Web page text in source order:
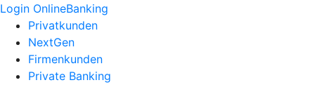
Login OnlineBanking
Privatkunden
NextGen
Firmenkunden
Private Banking